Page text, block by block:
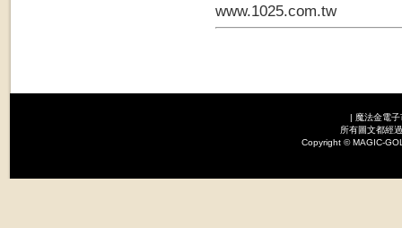
www.1025.com.tw
| 魔法金電
所有圖文都經
Copyright © MAGIC-